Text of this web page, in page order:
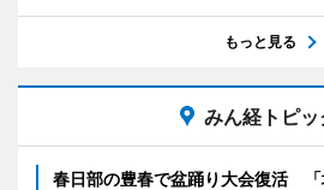
もっと見る
みん経トピッ
春日部の豊春で盆踊り大会復活